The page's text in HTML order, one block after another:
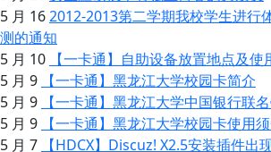
5 月 162012-2013第二学期我校学生进行
测的通知
5 月 10
【一卡通】自助设备放置地点及使
5 月 9
【一卡通】黑龙江大学校园卡简介
5 月 9
【一卡通】黑龙江大学中国银行联
5 月 9
【一卡通】黑龙江大学校园卡使用
5 月 7
【HDCX】Discuz! X2.5安装插件出